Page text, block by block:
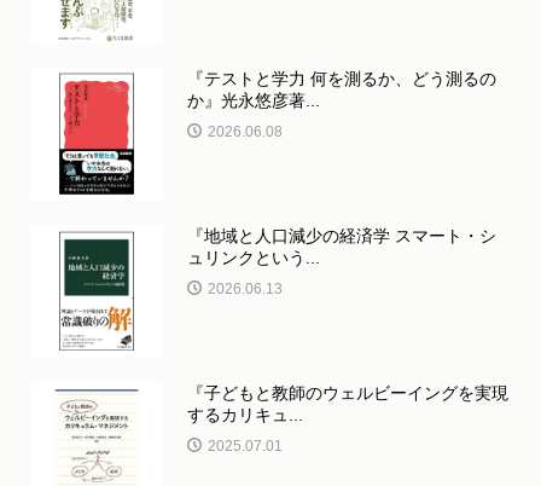
『テストと学力 何を測るか、どう測るの
か』光永悠彦著...
2026.06.08
『地域と人口減少の経済学 スマート・シ
ュリンクという...
2026.06.13
『子どもと教師のウェルビーイングを実現
するカリキュ...
2025.07.01